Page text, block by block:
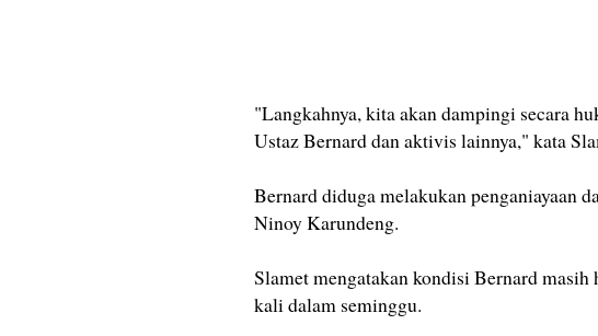
"Langkahnya, kita akan dampingi secara
Ustaz Bernard dan aktivis lainnya," kata
Bernard diduga melakukan penganiayaan
Ninoy Karundeng.
Slamet mengatakan kondisi Bernard
kali dalam seminggu.